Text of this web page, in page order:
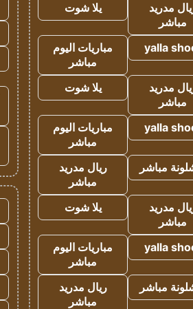
مدريد
مباشر
يلا شوت
yalla
مباريات اليوم
مباشر
مدريد
مباشر
يلا شوت
yalla
مباريات اليوم
مباشر
مباشر
ريال مدريد
مباشر
مدريد
مباشر
يلا شوت
yalla
مباريات اليوم
مباشر
مباشر
ريال مدريد
مباشر